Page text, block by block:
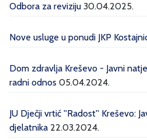
Odbora za reviziju 30.04.2025.
Nove usluge u ponudi JKP
Dom zdravlja Kreševo - Javni
radni odnos 05.04.2024.
JU Dječji vrtić ''Radost'' Kreševo:
djelatnika 22.03.2024.